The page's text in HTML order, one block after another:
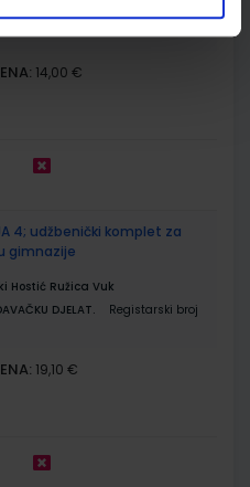
14,00 €
4; udžbenički komplet za
gimnazije
Hostić Ružica Vuk
DJELAT.
Registarski broj
19,10 €